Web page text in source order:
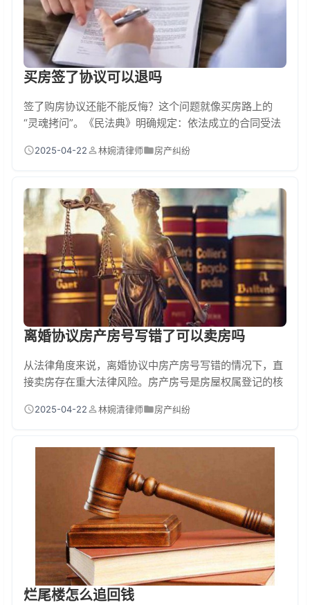
买房签了协议可以退吗
签了购房协议还能不能反悔？这个问题就像买房路上的
“灵魂拷问”。《民法典》明确规定：依法成立的合同受法
法定解除权（开发商严重违约）或约定解除权（合同里写
30%的退房纠纷都和法律规定的“合同目的无法实现”有
关，房子烂尾、货不对板等。 一、签了购房协议还能“后
悔”的4种姿势
2025-04-22 林婉清律师 房产纠纷
离婚协议房产房号写错了可以卖房吗
从法律角度来说，离婚协议中房产房号写错的情况下，直
接卖房存在重大法律风险。房产房号是房屋权属登记的核
产权争议、交易被冻结甚至合同无效。必须通过法律程序
有多严重？真实案例告诉你 杭州曾有一个典型案例：张女
士离婚协议中将房产写成“3幢2单元302室”，但实际房产
证是“3幢2单元301室”。卖房时买家发...
2025-04-22 林婉清律师 房产纠纷
烂尾楼怎么追回钱